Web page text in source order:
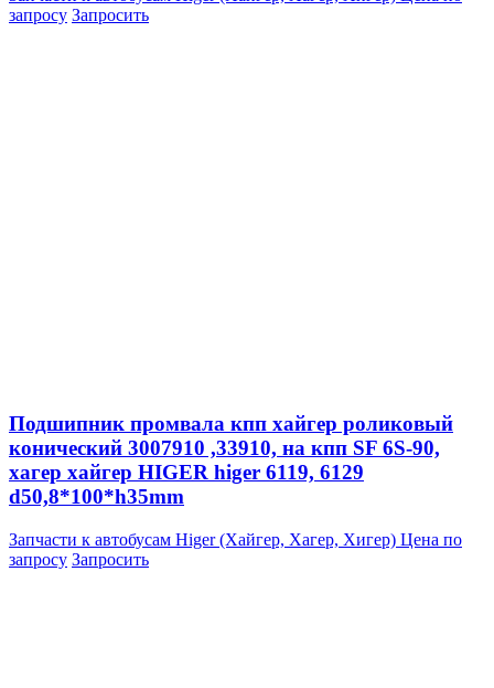
запросу Запросить
Подшипник промвала кпп хайгер роликовый
конический 3007910 ,33910, на кпп SF 6S-90,
хагер хайгер HIGER higer 6119, 6129
d50,8*100*h35mm
Запчасти к автобусам Higer (Хайгер, Хагер, Хигер) Цена по
запросу Запросить